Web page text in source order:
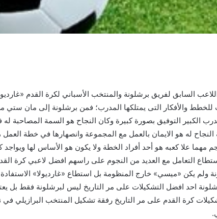
السابق لفريق برشلونة والمنتخب الأسباني لكرة القدم «
للخطط والأفكار التى يمتلكها المدرب؛ فمن برشلونة إلى مان ستي
الكبير التوفيق بصورة كبيرة وكان النجاح هو السمة المصاحبة له
النجاح له هو الايمان بالعمل مع المجموعة وانصهارها في خطة العمل
مهما علا كعبه هو أحد أفراد الخطة ولا يكون هو الأساس لها ويواجد
التعامل مع العديد من النجوم على راسهم افضل لاعبي كرة
ولم يكن «ميسي» خارج المنظومة بل استطاع «غارديولا» الاستفادة
احد افضل التشكيلات على مر التاريخ ليس لبرشلونة فقط بل
كرة القدم على مر التاريخ رفقة تشكيل المنتخب البرازيلي في
.